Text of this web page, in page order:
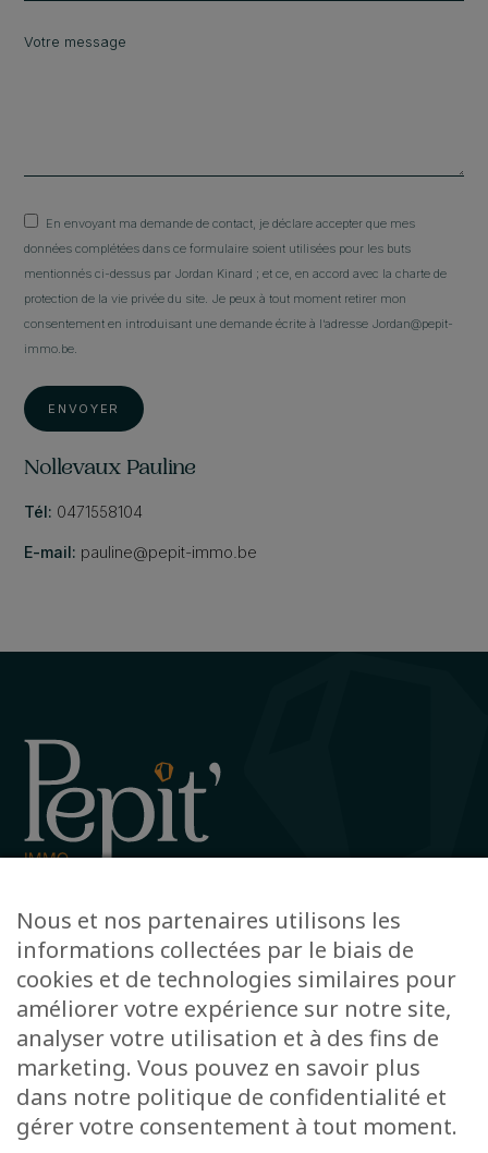
En envoyant ma demande de contact, je déclare accepter que mes
données complétées dans ce formulaire soient utilisées pour les buts
mentionnés ci-dessus par Jordan Kinard ; et ce, en accord avec la charte de
protection de la vie privée du site. Je peux à tout moment retirer mon
consentement en introduisant une demande écrite à l’adresse Jordan@pepit-
immo.be.
ENVOYER
Nollevaux Pauline
Tél: 0471558104
E-mail: pauline@pepit-immo.be
+32 63 78 51 51
info@pepit-immo.be
POLITIQUE DE CONFIDENTIALITÉ
Conseiller immobilier agréé IPI sous le numéro 513.950 en Belgique
N° entreprise : BE-0804.021.122
Instance de contrôle: IPI, rue du Luxembourg 16B, 1000 Bruxelles – Soumis
Nous et nos partenaires utilisons les
informations collectées par le biais de
cookies et de technologies similaires pour
améliorer votre expérience sur notre site,
analyser votre utilisation et à des fins de
marketing. Vous pouvez en savoir plus
dans notre politique de confidentialité et
gérer votre consentement à tout moment.